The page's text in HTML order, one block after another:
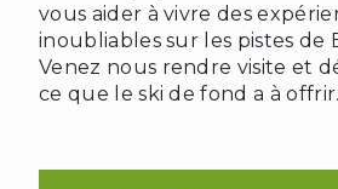
vous aider à vivre des
inoubliables sur les pistes de
Venez nous rendre visite et
ce que le ski de fond a à offrir.